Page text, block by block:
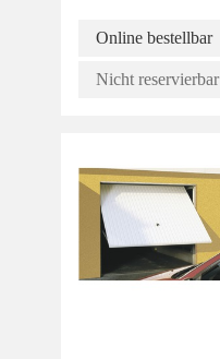
Online bestellbar
Nicht reservierbar